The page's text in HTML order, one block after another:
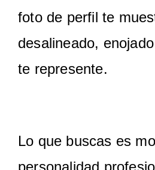
foto de perfil te
desalineado,
te represente.
Lo que buscas es
personalidad